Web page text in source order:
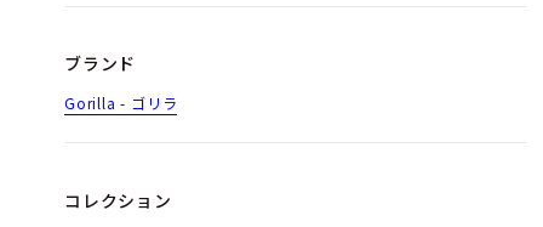
ブランド
Gorilla - ゴリラ
コレクション